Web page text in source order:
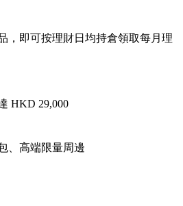
，即可按理財日均持倉領取每月理
HKD 29,000
、高端限量周邊